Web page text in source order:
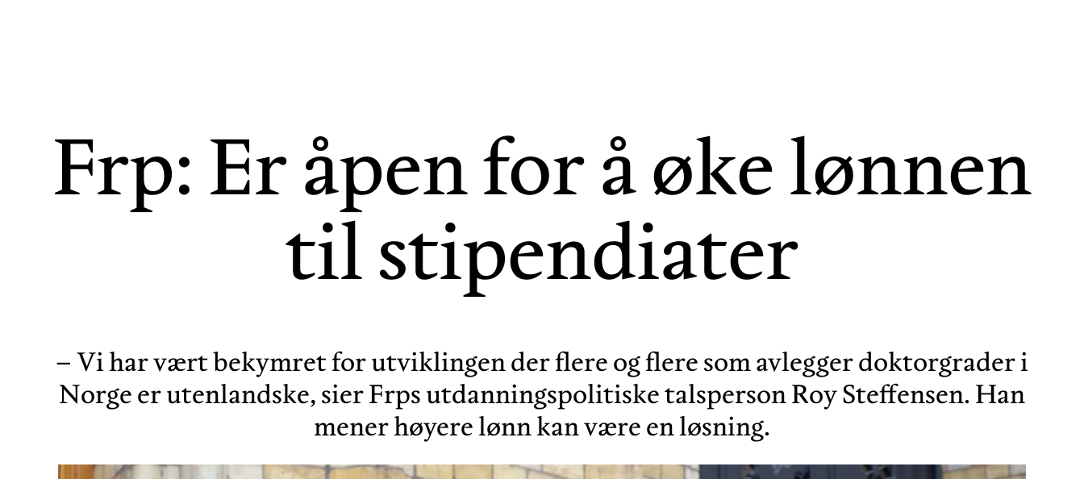
Frp: Er åpen for å øke lønnen
til stipendiater
– Vi har vært bekymret for utviklingen der flere og flere som avlegger doktorgrader i
Norge er utenlandske, sier Frps utdanningspolitiske talsperson Roy Steffensen. Han
mener høyere lønn kan være en løsning.